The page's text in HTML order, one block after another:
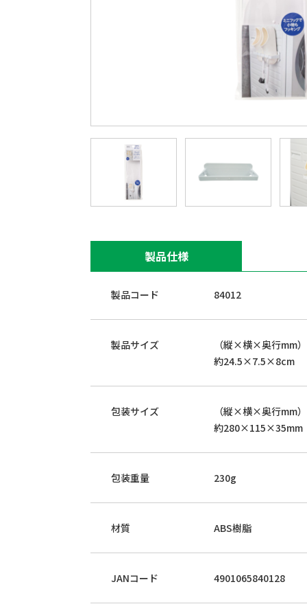
製品仕様
製品コード 84012
製品サイズ
（縦×横×奥行mm）
約24.5×7.5×8cm
包装サイズ
（縦×横×奥行mm）
約280×115×35mm
包装重量 230g
材質 ABS樹脂
JANコード 4901065840128